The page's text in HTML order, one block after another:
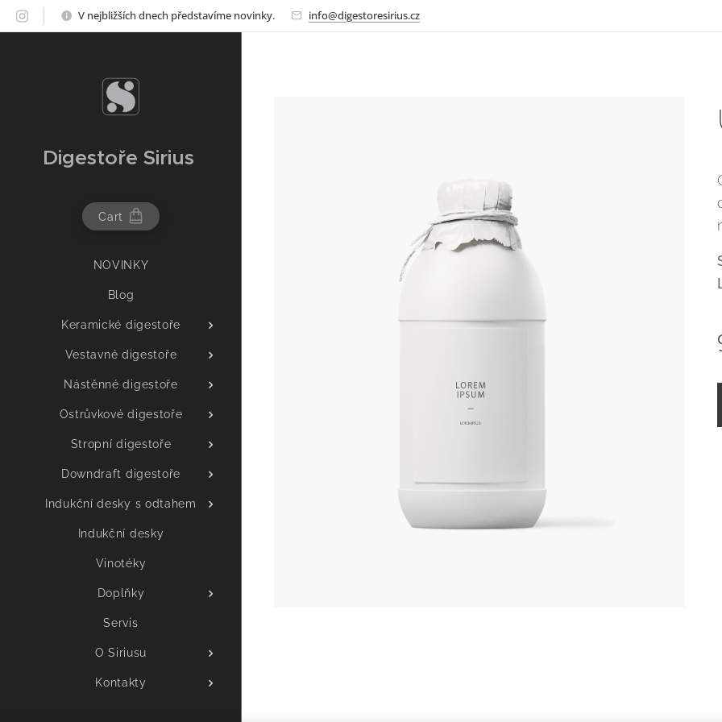
V nejbližších dnech představíme novinky. info@digestoresirius.cz
Digestoře Sirius
Cart
NOVINKY
Blog
Keramické digestoře
Vestavné digestoře
Nástěnné digestoře
Ostrůvkové digestoře
Stropní digestoře
Downdraft digestoře
Indukční desky s odtahem
Indukční desky
Vinotéky
Doplňky
Servis
O Siriusu
Kontakty